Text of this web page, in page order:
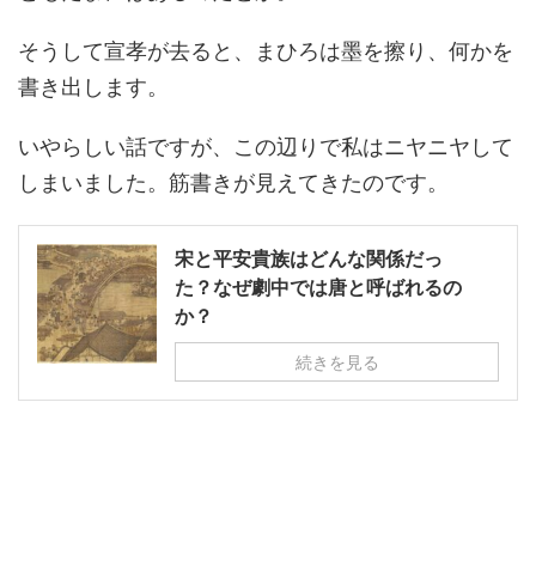
そうして宣孝が去ると、まひろは墨を擦り、何かを
書き出します。
いやらしい話ですが、この辺りで私はニヤニヤして
しまいました。筋書きが見えてきたのです。
宋と平安貴族はどんな関係だっ
た？なぜ劇中では唐と呼ばれるの
か？
続きを見る